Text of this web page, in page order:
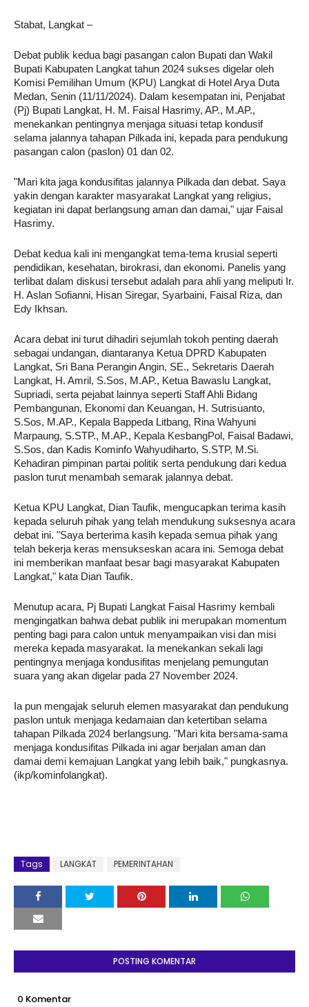
Stabat, Langkat –
Debat publik kedua bagi pasangan calon Bupati dan Wakil
Bupati Kabupaten Langkat tahun 2024 sukses digelar oleh
Komisi Pemilihan Umum (KPU) Langkat di Hotel Arya Duta
Medan, Senin (11/11/2024). Dalam kesempatan ini, Penjabat
(Pj) Bupati Langkat, H. M. Faisal Hasrimy, AP., M.AP.,
menekankan pentingnya menjaga situasi tetap kondusif
selama jalannya tahapan Pilkada ini, kepada para pendukung
pasangan calon (paslon) 01 dan 02.
"Mari kita jaga kondusifitas jalannya Pilkada dan debat. Saya
yakin dengan karakter masyarakat Langkat yang religius,
kegiatan ini dapat berlangsung aman dan damai," ujar Faisal
Hasrimy.
Debat kedua kali ini mengangkat tema-tema krusial seperti
pendidikan, kesehatan, birokrasi, dan ekonomi. Panelis yang
terlibat dalam diskusi tersebut adalah para ahli yang meliputi Ir.
H. Aslan Sofianni, Hisan Siregar, Syarbaini, Faisal Riza, dan
Edy Ikhsan.
Acara debat ini turut dihadiri sejumlah tokoh penting daerah
sebagai undangan, diantaranya Ketua DPRD Kabupaten
Langkat, Sri Bana Perangin Angin, SE., Sekretaris Daerah
Langkat, H. Amril, S.Sos, M.AP., Ketua Bawaslu Langkat,
Supriadi, serta pejabat lainnya seperti Staff Ahli Bidang
Pembangunan, Ekonomi dan Keuangan, H. Sutrisuanto,
S.Sos, M.AP., Kepala Bappeda Litbang, Rina Wahyuni
Marpaung, S.STP., M.AP., Kepala KesbangPol, Faisal Badawi,
S.Sos, dan Kadis Kominfo Wahyudiharto, S.STP, M.Si.
Kehadiran pimpinan partai politik serta pendukung dari kedua
paslon turut menambah semarak jalannya debat.
Ketua KPU Langkat, Dian Taufik, mengucapkan terima kasih
kepada seluruh pihak yang telah mendukung suksesnya acara
debat ini. "Saya berterima kasih kepada semua pihak yang
telah bekerja keras mensukseskan acara ini. Semoga debat
ini memberikan manfaat besar bagi masyarakat Kabupaten
Langkat," kata Dian Taufik.
Menutup acara, Pj Bupati Langkat Faisal Hasrimy kembali
mengingatkan bahwa debat publik ini merupakan momentum
penting bagi para calon untuk menyampaikan visi dan misi
mereka kepada masyarakat. Ia menekankan sekali lagi
pentingnya menjaga kondusifitas menjelang pemungutan
suara yang akan digelar pada 27 November 2024.
Ia pun mengajak seluruh elemen masyarakat dan pendukung
paslon untuk menjaga kedamaian dan ketertiban selama
tahapan Pilkada 2024 berlangsung. "Mari kita bersama-sama
menjaga kondusifitas Pilkada ini agar berjalan aman dan
damai demi kemajuan Langkat yang lebih baik," pungkasnya.
(ikp/kominfolangkat).
Tags LANGKAT PEMERINTAHAN
POSTING KOMENTAR
0 Komentar